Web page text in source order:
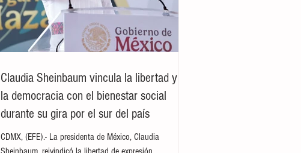
Claudia Sheinbaum vincula la libertad y
la democracia con el bienestar social
durante su gira por el sur del país
CDMX, (EFE).- La presidenta de México, Claudia